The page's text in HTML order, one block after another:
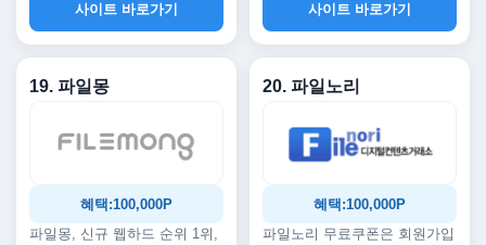
사이트 바로가기
사이트 바로가기
19. 파일몽
혜택:100,000P
파일몽, 신규 웹하드 순위 1위,
20. 파일노리
혜택:100,000P
파일노리 무료쿠폰은 회원가입